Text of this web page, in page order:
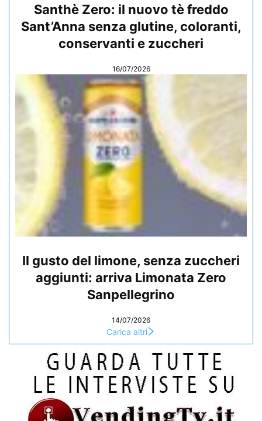
Santhè Zero: il nuovo tè freddo
Sant’Anna senza glutine, coloranti,
conservanti e zuccheri
16/07/2026
Il gusto del limone, senza zuccheri
aggiunti: arriva Limonata Zero
Sanpellegrino
14/07/2026
Carica altri